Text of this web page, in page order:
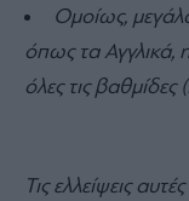
Ομοίως,
όπως τα Αγγλικά,
όλες τις
Τις ελλείψεις